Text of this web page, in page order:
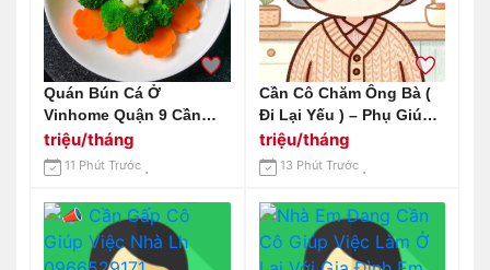
Quán Bún Cá Ở
Vinhome Quận 9 Cần
Tuyển 1 Cô Về Nhặt Rau
, Rửa Chén
triệu/tháng
11 Phút Trước
Cần Cô Chăm Ông Bà (
Đi Lại Yếu ) – Phụ Giúp
Việc Nhà Đi Về
triệu/tháng
13 Phút Trước